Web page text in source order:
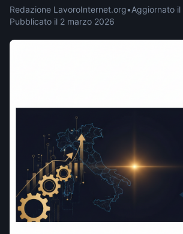
Redazione LavoroInternet.org•Aggiornato il
Pubblicato il 2 marzo 2026